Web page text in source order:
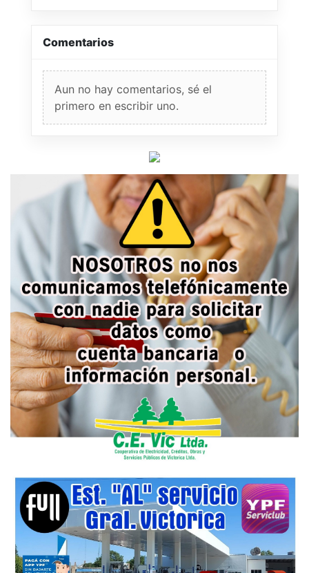
Comentarios
Aun no hay comentarios, sé el
primero en escribir uno.